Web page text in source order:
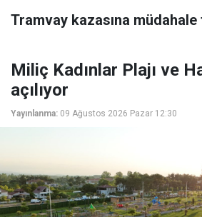
Tramvay kazasına müdahale
Miliç Kadınlar Plajı ve
açılıyor
Yayınlanma: 09 Ağustos 2026 Pazar 12:30